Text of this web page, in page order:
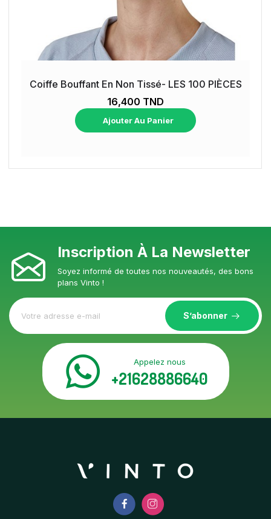
Coiffe Bouffant En Non Tissé- LES 100 PIÈCES
16,400 TND
Ajouter Au Panier
Inscription À La Newsletter
Soyez informé de toutes nos nouveautés, des bons
plans Vinto !
S’abonner
Appelez nous
+21628886640